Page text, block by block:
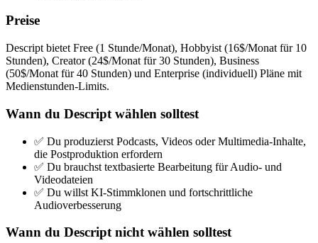
Preise
Descript bietet Free (1 Stunde/Monat), Hobbyist (16$/Monat für 10
Stunden), Creator (24$/Monat für 30 Stunden), Business
(50$/Monat für 40 Stunden) und Enterprise (individuell) Pläne mit
Medienstunden-Limits.
Wann du Descript wählen solltest
✅ Du produzierst Podcasts, Videos oder Multimedia-Inhalte,
die Postproduktion erfordern
✅ Du brauchst textbasierte Bearbeitung für Audio- und
Videodateien
✅ Du willst KI-Stimmklonen und fortschrittliche
Audioverbesserung
Wann du Descript nicht wählen solltest